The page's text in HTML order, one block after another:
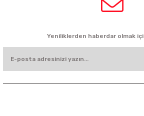
Yeniliklerden haberdar olmak